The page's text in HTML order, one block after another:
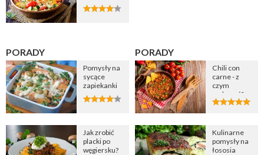
PORADY
Pomysły na
sycące
zapiekanki
Jak zrobić
placki po
węgiersku?
PORADY
Chili con
carne - z
czym
podawać?
Kulinarne
pomysły na
łososia